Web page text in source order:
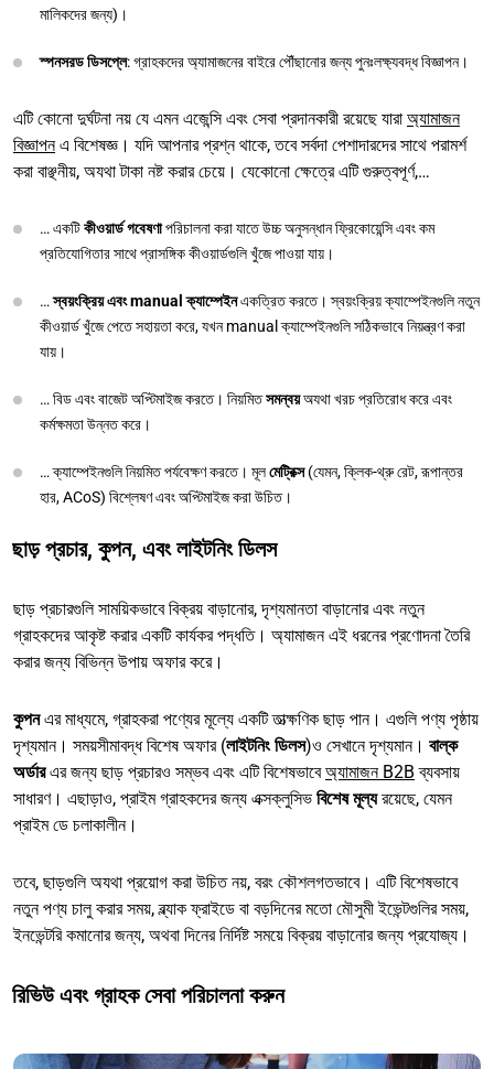
মালিকদের জন্য)।
স্পনসরড ডিসপ্লে: গ্রাহকদের অ্যামাজনের বাইরে পৌঁছানোর জন্য পুনঃলক্ষ্যবদ্ধ বিজ্ঞাপন।
এটি কোনো দুর্ঘটনা নয় যে এমন এজেন্সি এবং সেবা প্রদানকারী রয়েছে যারা অ্যামাজন
বিজ্ঞাপনএ বিশেষজ্ঞ। যদি আপনার প্রশ্ন থাকে, তবে সর্বদা পেশাদারদের সাথে পরামর্শ
করা বাঞ্ছনীয়, অযথা টাকা নষ্ট করার চেয়ে। যেকোনো ক্ষেত্রে এটি গুরুত্বপূর্ণ,…
… একটিকীওয়ার্ড গবেষণাপরিচালনা করা যাতে উচ্চ অনুসন্ধান ফ্রিকোয়েন্সি এবং কম
প্রতিযোগিতার সাথে প্রাসঙ্গিক কীওয়ার্ডগুলি খুঁজে পাওয়া যায়।
…স্বয়ংক্রিয় এবং manual ক্যাম্পেইনএকত্রিত করতে। স্বয়ংক্রিয় ক্যাম্পেইনগুলি নতুন
কীওয়ার্ড খুঁজে পেতে সহায়তা করে, যখন manual ক্যাম্পেইনগুলি সঠিকভাবে নিয়ন্ত্রণ করা
যায়।
… বিড এবং বাজেট অপ্টিমাইজ করতে। নিয়মিতসমন্বয়অযথা খরচ প্রতিরোধ করে এবং
কর্মক্ষমতা উন্নত করে।
… ক্যাম্পেইনগুলি নিয়মিত পর্যবেক্ষণ করতে। মূলমেট্রিক্স(যেমন, ক্লিক-থ্রু রেট, রূপান্তর
হার, ACoS) বিশ্লেষণ এবং অপ্টিমাইজ করা উচিত।
ছাড় প্রচার, কুপন, এবং লাইটনিং ডিলস
ছাড় প্রচারগুলি সাময়িকভাবে বিক্রয় বাড়ানোর, দৃশ্যমানতা বাড়ানোর এবং নতুন
গ্রাহকদের আকৃষ্ট করার একটি কার্যকর পদ্ধতি। অ্যামাজন এই ধরনের প্রণোদনা তৈরি
করার জন্য বিভিন্ন উপায় অফার করে।
কুপনএর মাধ্যমে, গ্রাহকরা পণ্যের মূল্যে একটি তাত্ক্ষণিক ছাড় পান। এগুলি পণ্য পৃষ্ঠায়
দৃশ্যমান। সময়সীমাবদ্ধ বিশেষ অফার (লাইটনিং ডিলস)ও সেখানে দৃশ্যমান। বাল্ক
অর্ডারএর জন্য ছাড় প্রচারও সম্ভব এবং এটি বিশেষভাবেঅ্যামাজন B2B ব্যবসায়
সাধারণ। এছাড়াও, প্রাইম গ্রাহকদের জন্য এক্সক্লুসিভ বিশেষ মূল্যরয়েছে, যেমন
প্রাইম ডে চলাকালীন।
তবে, ছাড়গুলি অযথা প্রয়োগ করা উচিত নয়, বরং কৌশলগতভাবে। এটি বিশেষভাবে
নতুন পণ্য চালু করার সময়, ব্ল্যাক ফ্রাইডে বা বড়দিনের মতো মৌসুমী ইভেন্টগুলির সময়,
ইনভেন্টরি কমানোর জন্য, অথবা দিনের নির্দিষ্ট সময়ে বিক্রয় বাড়ানোর জন্য প্রযোজ্য।
রিভিউ এবং গ্রাহক সেবা পরিচালনা করুন